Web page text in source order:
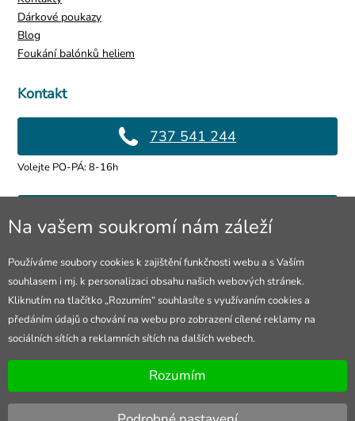
Kontakt
737 541 244
Volejte PO-PÁ: 8-16h
info@4lol.cz
Prodejna Ostrava
28. října 250/285
Otevřeno Po-Pá 8-16h
Dárkové poukazy
Blog
Foukání balónků heliem
Na vašem soukromí nám záleží
Používáme soubory cookies k zajištění funkčnosti webu a s Vaším
souhlasem i mj. k personalizaci obsahu našich webových stránek.
Kliknutím na tlačítko „Rozumím“ souhlasíte s využívaním cookies a
předáním údajů o chování na webu pro zobrazení cílené reklamy na
sociálních sítích a reklamních sítích na dalších webech.
Rozumím